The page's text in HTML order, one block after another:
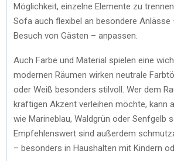
Möglichkeit, einzelne Elemente zu
Sofa auch flexibel an besondere Anlässe
Besuch von Gästen – anpassen.
Auch Farbe und Material spielen eine
modernen Räumen wirken neutrale
oder Weiß besonders stilvoll. Wer dem
kräftigen Akzent verleihen möchte, kann
wie Marineblau, Waldgrün oder Senfgelb
Empfehlenswert sind außerdem
– besonders in Haushalten mit Kindern